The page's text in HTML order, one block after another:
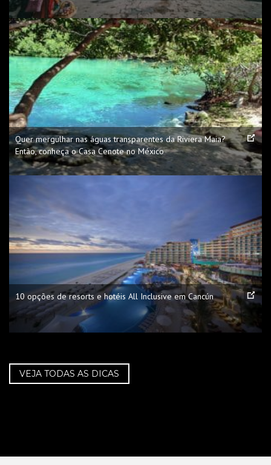
Quer mergulhar nas águas transparentes da Riviera Maia?
Então, conheça o Casa Cenote no México
10 opções de resorts e hotéis All Inclusive em Cancún
VEJA TODAS AS DICAS